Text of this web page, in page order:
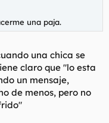
una paja.
una chica se
claro que "lo esta
un mensaje,
de menos, pero no